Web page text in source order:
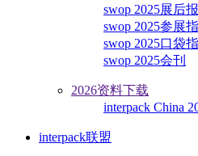
swop 2025展后
swop 2025参展
swop 2025口袋
swop 2025会刊
2026资料下载
interpack China
interpack联盟